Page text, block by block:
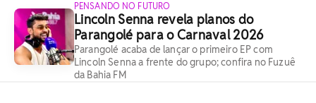
PENSANDO NO FUTURO
Lincoln Senna revela planos do
Parangolé para o Carnaval 2026
Parangolé acaba de lançar o primeiro EP com
Lincoln Senna a frente do grupo; confira no Fuzuê
da Bahia FM